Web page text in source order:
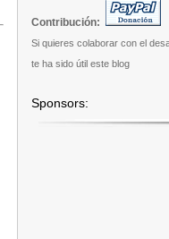
Contribución:
Si quieres colaborar con el
te ha sido útil este blog
Sponsors: